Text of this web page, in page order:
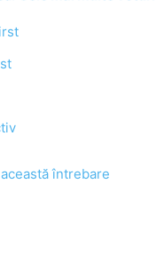
întrebare